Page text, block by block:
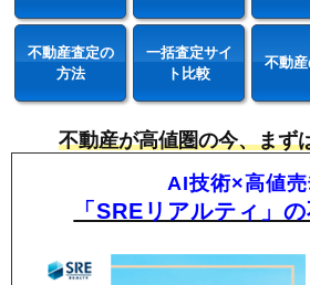
不動産査定の
方法
一括査定サイ
ト比較
不動
不動産が高値圏の今、まず
AI技術×高値
「SREリアルティ」